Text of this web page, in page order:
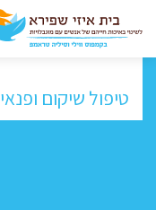
טיפול שיקום ופנאי